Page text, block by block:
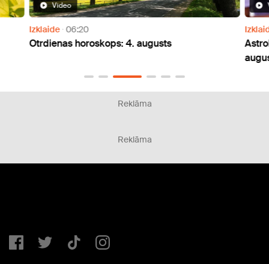
Video
Izklaide 06:20
Otrdienas horoskops: 4. augusts
Reklāma
Reklāma